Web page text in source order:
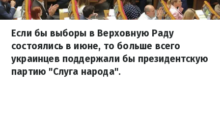
Если бы выборы в Верховную Раду
состоялись в июне, то больше всего
украинцев поддержали бы президентскую
партию "Слуга народа".